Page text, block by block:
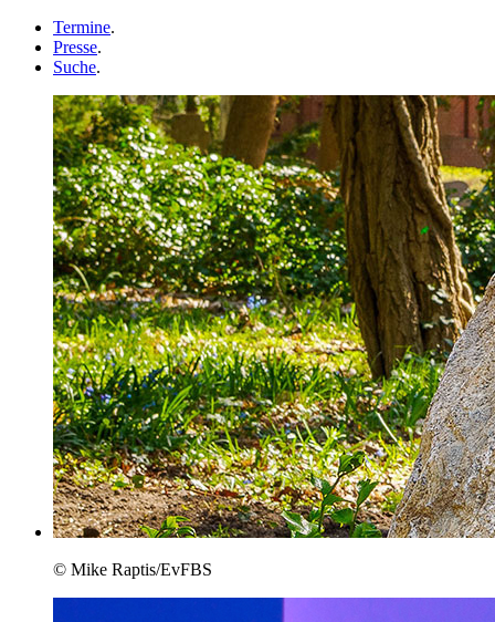
Termine.
Presse.
Suche.
© Mike Raptis/EvFBS